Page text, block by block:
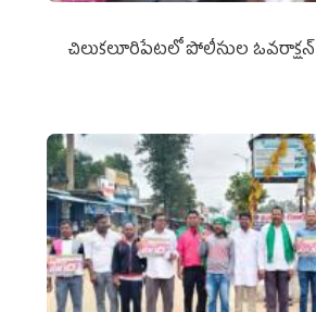
చిలుక‌లూరిపేట‌లో పోలీసుల ఓవ‌రాక్ష‌న్‌